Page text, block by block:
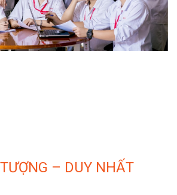
– DUY NHẤT